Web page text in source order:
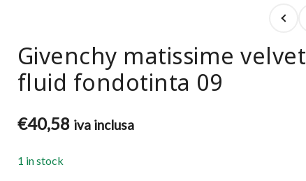
Givenchy matissime velvet
fluid fondotinta 09
€40,58 iva inclusa
1 in stock